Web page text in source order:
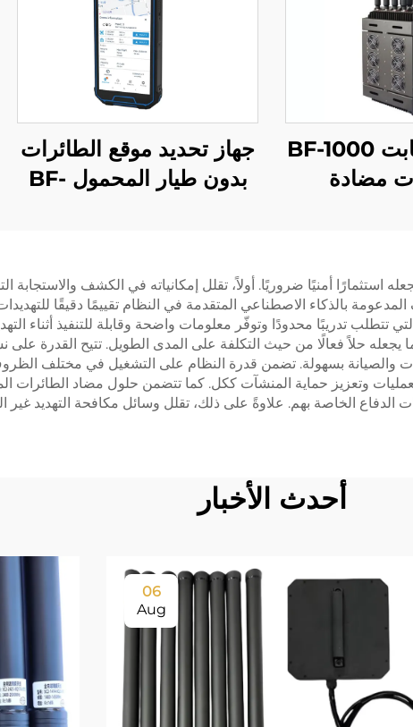
جهاز كشف ثابت BF-1000
مضادة
جهاز تحديد موقع الطائرات
بدون طيار المحمول BF-
استثمارًا أمنيًا ضروريًا. أولاً، تقلل إمكانياته في الكشف والاستجابة
بالذكاء الاصطناعي المتقدمة في النظام تقييمًا دقيقًا
تتطلب تدريبًا محدودًا وتوفّر معلومات واضحة وقابلة للتنفيذ أثناء
حلاً فعالًا من حيث التكلفة على المدى الطويل. تتيح القدرة على
والصيانة بسهولة. تضمن قدرة النظام على التشغيل في مختلف
وتعزيز حماية المنشآت ككل. كما تتضمن حلول مضاد الطائرات
الدفاع الخاصة بهم. علاوةً على ذلك، تقلل وسائل مكافحة التهديد غير
أحدث الأخبار
06
Aug